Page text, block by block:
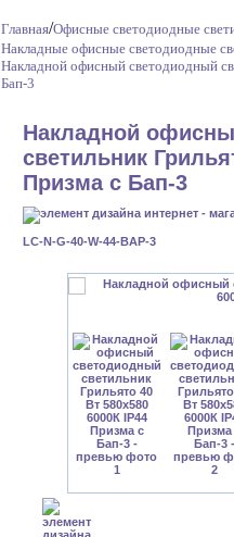
Главная/Офисные светодиодные
Накладные офисные светодиодные
Накладной офисный светодиодный
Бап-3
Накладной
светильник
Призма с Бап-3
LC-N-G-40-W-44-BAP-3